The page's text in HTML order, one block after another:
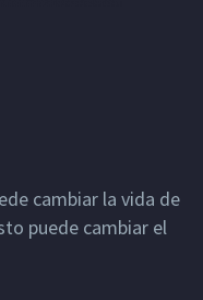
cambiar la vida de
puede cambiar el